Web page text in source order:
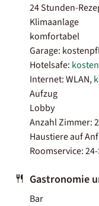
24 Stunden-
Klimaanlage
komfortabel
Garage:
Hotelsafe:
Internet: WLAN,
Aufzug
Lobby
Anzahl Zimmer:
Haustiere auf
Roomservice:
Gastronomie
Bar